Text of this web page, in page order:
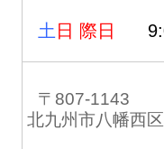
土 日 際日
〒807-1143
北九州市八幡西